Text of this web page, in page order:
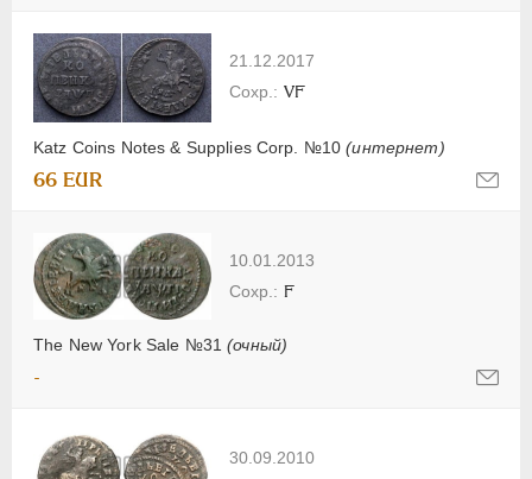
21.12.2017
Katz Coins Notes & Supplies Corp. №10(интернет)
VF
66 EUR
10.01.2013
The New York Sale №31(очный)
F
-
30.09.2010